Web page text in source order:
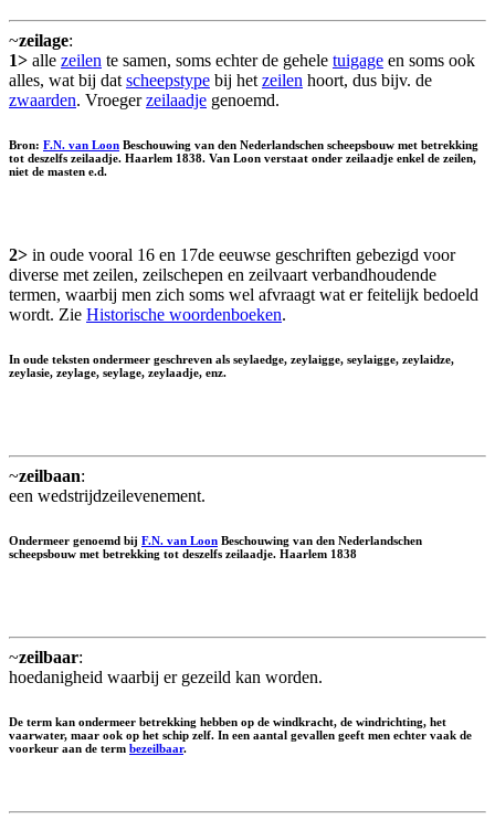
~zeilage:
1> alle zeilen te samen, soms echter de gehele tuigage en soms ook
alles, wat bij dat scheepstype bij het zeilen hoort, dus bijv. de
zwaarden. Vroegerzeilaadje genoemd.
Bron: F.N. van Loon Beschouwing van den Nederlandschen scheepsbouw met betrekking
tot deszelfs zeilaadje. Haarlem 1838. Van Loon verstaat onder zeilaadje enkel de zeilen,
niet de masten e.d.
2> in oude vooral 16 en 17de eeuwse geschriften gebezigd voor
diverse met zeilen, zeilschepen en zeilvaart verbandhoudende
termen, waarbij men zich soms wel afvraagt wat er feitelijk bedoeld
wordt. Zie Historische woordenboeken.
In oude teksten ondermeer geschreven als seylaedge, zeylaigge, seylaigge, zeylaidze,
zeylasie, zeylage, seylage, zeylaadje, enz.
~zeilbaan:
een wedstrijdzeilevenement.
Ondermeer genoemd bij F.N. van Loon Beschouwing van den Nederlandschen
scheepsbouw met betrekking tot deszelfs zeilaadje. Haarlem 1838
~zeilbaar:
hoedanigheid waarbij er gezeild kan worden.
De term kan ondermeer betrekking hebben op de windkracht, de windrichting, het
vaarwater, maar ook op het schip zelf. In een aantal gevallen geeft men echter vaak de
voorkeur aan de term bezeilbaar.